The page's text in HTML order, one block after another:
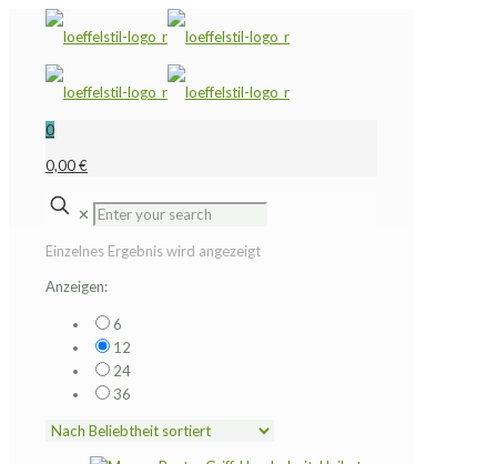
0
0,00 €
✕
Einzelnes Ergebnis wird angezeigt
Anzeigen:
6
12
24
36